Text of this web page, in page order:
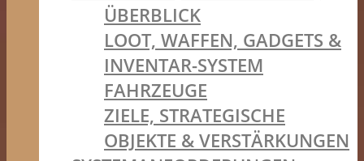
ÜBERBLICK
LOOT, WAFFEN, GADGETS &
INVENTAR-SYSTEM
FAHRZEUGE
ZIELE, STRATEGISCHE
OBJEKTE & VERSTÄRKUNGEN